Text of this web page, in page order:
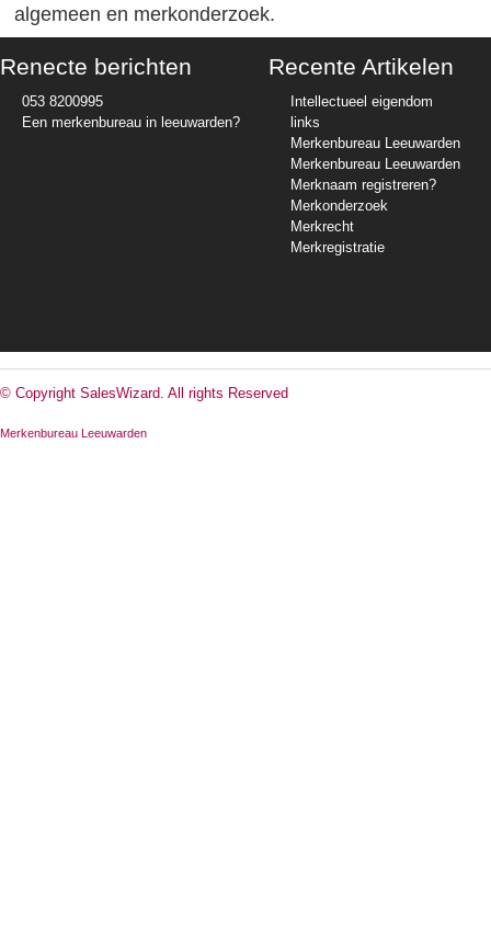
algemeen en merkonderzoek.
Renecte berichten
053 8200995
Een merkenbureau in leeuwarden?
Recente Artikelen
Intellectueel eigendom
links
Merkenbureau Leeuwarden
Merkenbureau Leeuwarden
Merknaam registreren?
Merkonderzoek
Merkrecht
Merkregistratie
© Copyright SalesWizard. All rights Reserved
Merkenbureau Leeuwarden